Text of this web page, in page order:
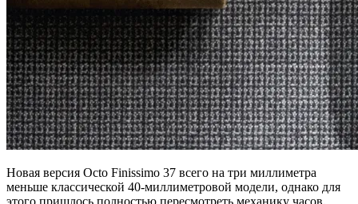
Новая версия Octo Finissimo 37 всего на три миллиметра
меньше классической 40-миллиметровой модели, однако для